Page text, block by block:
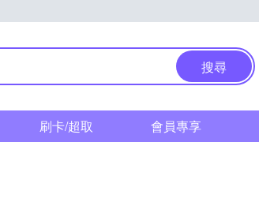
搜尋
刷卡/超取 會員專享